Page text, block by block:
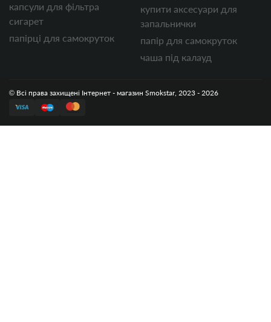
капсули для фільтра
сигарет
папірці для самокруток
купити аксесуари для
запальнички
папір для самокруток
чаша під калауд
© Всі права захищені Інтернет - магазин Smokstar, 2023 - 2026